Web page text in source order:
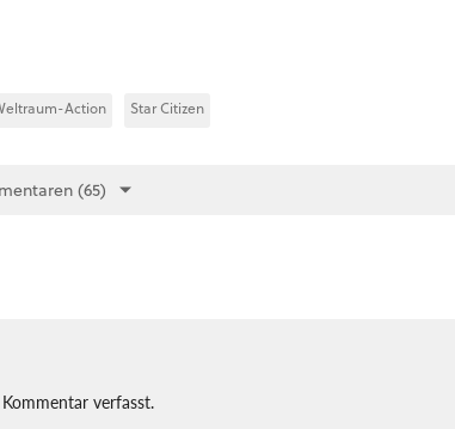
Action Star Citizen
(65)
verfasst.